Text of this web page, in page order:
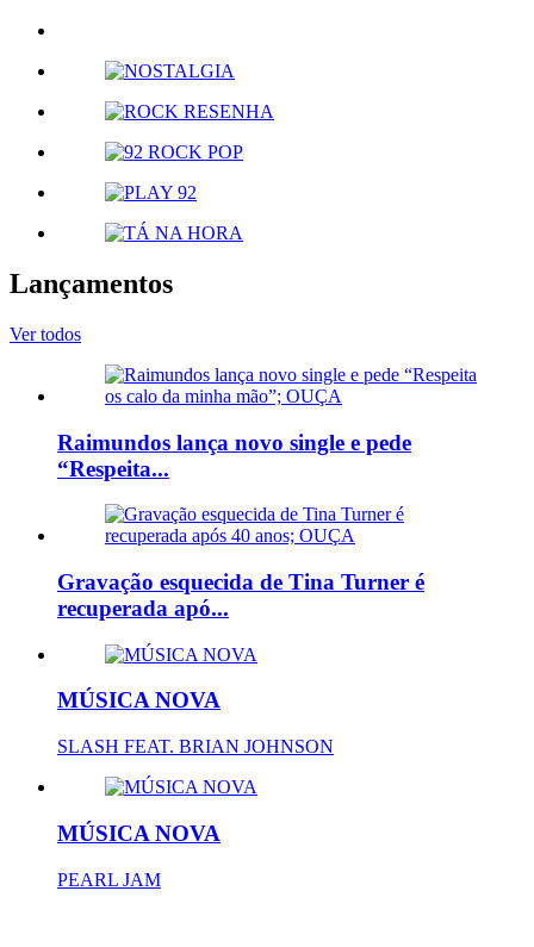
Lançamentos
Ver todos
Raimundos lança novo single e pede
“Respeita...
Gravação esquecida de Tina Turner é
recuperada apó...
MÚSICA NOVA
SLASH FEAT. BRIAN JOHNSON
MÚSICA NOVA
PEARL JAM